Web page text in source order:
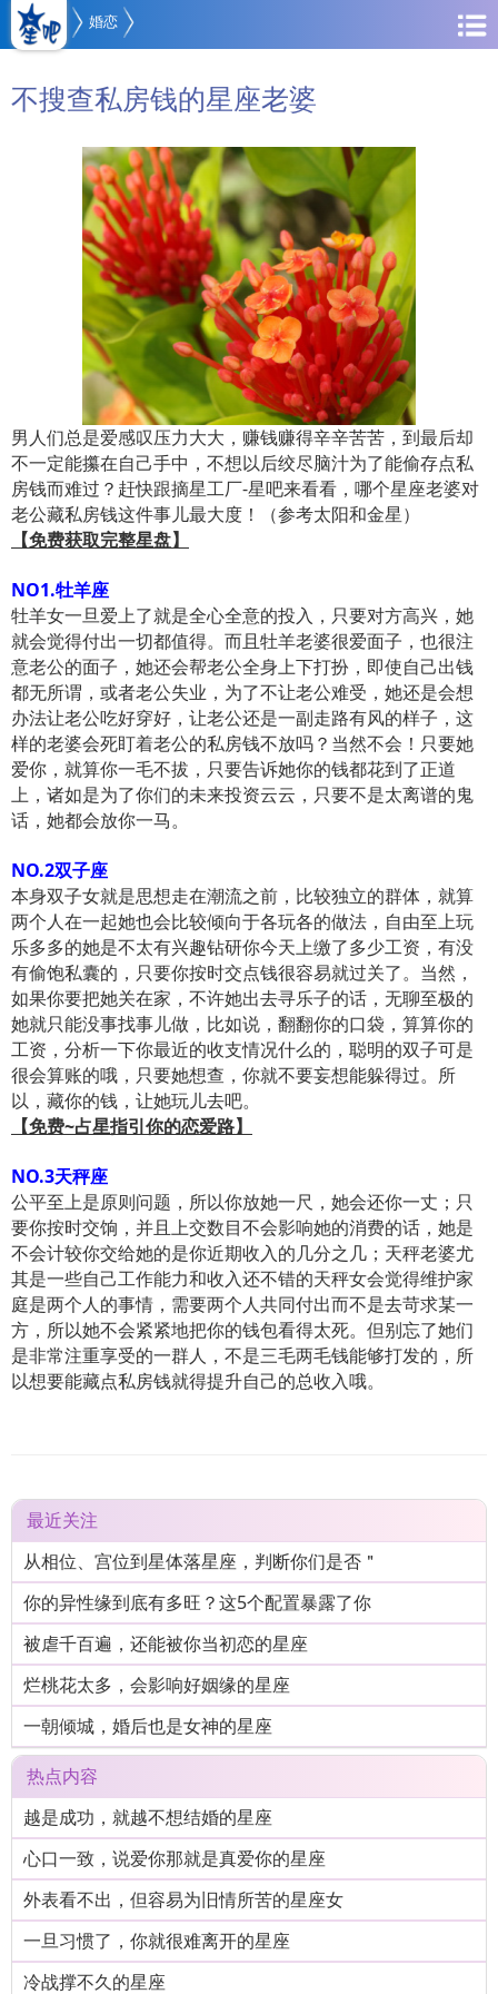
婚恋
不搜查私房钱的星座老婆
男人们总是爱感叹压力大大，赚钱赚得辛辛苦苦，到最后却
不一定能攥在自己手中，不想以后绞尽脑汁为了能偷存点私
房钱而难过？赶快跟摘星工厂-星吧来看看，哪个星座老婆对
老公藏私房钱这件事儿最大度！（参考太阳和金星）
【免费获取完整星盘】
NO1.牡羊座
牡羊女一旦爱上了就是全心全意的投入，只要对方高兴，她
就会觉得付出一切都值得。而且牡羊老婆很爱面子，也很注
意老公的面子，她还会帮老公全身上下打扮，即使自己出钱
都无所谓，或者老公失业，为了不让老公难受，她还是会想
办法让老公吃好穿好，让老公还是一副走路有风的样子，这
样的老婆会死盯着老公的私房钱不放吗？当然不会！只要她
爱你，就算你一毛不拔，只要告诉她你的钱都花到了正道
上，诸如是为了你们的未来投资云云，只要不是太离谱的鬼
话，她都会放你一马。
NO.2双子座
本身双子女就是思想走在潮流之前，比较独立的群体，就算
两个人在一起她也会比较倾向于各玩各的做法，自由至上玩
乐多多的她是不太有兴趣钻研你今天上缴了多少工资，有没
有偷饱私囊的，只要你按时交点钱很容易就过关了。当然，
如果你要把她关在家，不许她出去寻乐子的话，无聊至极的
她就只能没事找事儿做，比如说，翻翻你的口袋，算算你的
工资，分析一下你最近的收支情况什么的，聪明的双子可是
很会算账的哦，只要她想查，你就不要妄想能躲得过。所
以，藏你的钱，让她玩儿去吧。
【免费~占星指引你的恋爱路】
NO.3天秤座
公平至上是原则问题，所以你放她一尺，她会还你一丈；只
要你按时交饷，并且上交数目不会影响她的消费的话，她是
不会计较你交给她的是你近期收入的几分之几；天秤老婆尤
其是一些自己工作能力和收入还不错的天秤女会觉得维护家
庭是两个人的事情，需要两个人共同付出而不是去苛求某一
方，所以她不会紧紧地把你的钱包看得太死。但别忘了她们
是非常注重享受的一群人，不是三毛两毛钱能够打发的，所
以想要能藏点私房钱就得提升自己的总收入哦。
最近关注
从相位、宫位到星体落星座，判断你们是否＂
你的异性缘到底有多旺？这5个配置暴露了你
被虐千百遍，还能被你当初恋的星座
烂桃花太多，会影响好姻缘的星座
一朝倾城，婚后也是女神的星座
热点内容
越是成功，就越不想结婚的星座
心口一致，说爱你那就是真爱你的星座
外表看不出，但容易为旧情所苦的星座女
一旦习惯了，你就很难离开的星座
冷战撑不久的星座